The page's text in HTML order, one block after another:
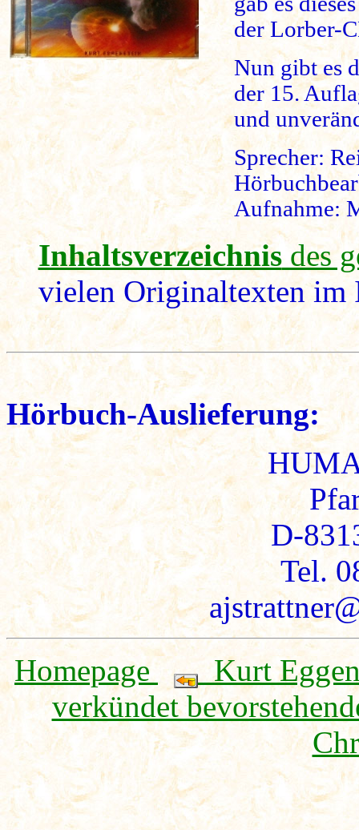
der Lorber-
Nun gibt es
der 15.
und
Sprecher:
Aufnahme:
Inhaltsverzeichnisdes
vielen Originaltexten im
Hörbuch-Auslieferung:
D-
Tel.
Homepage
Kurt
verkündet